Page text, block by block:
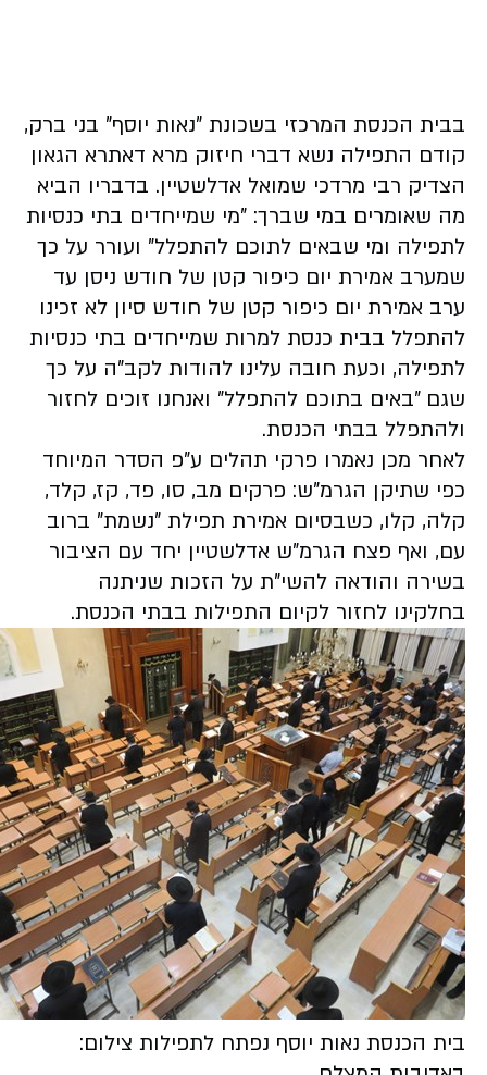
בבית הכנסת המרכזי בשכונת "נאות יוסף" בני ברק,
קודם התפילה נשא דברי חיזוק מרא דאתרא הגאון
הצדיק רבי מרדכי שמואל אדלשטיין. בדבריו הביא
מה שאומרים במי שברך: "מי שמייחדים בתי כנסיות
לתפילה ומי שבאים לתוכם להתפלל" ועורר על כך
שמערב אמירת יום כיפור קטן של חודש ניסן עד
ערב אמירת יום כיפור קטן של חודש סיון לא זכינו
להתפלל בבית כנסת למרות שמייחדים בתי כנסיות
לתפילה, וכעת חובה עלינו להודות לקב"ה על כך
שגם "באים בתוכם להתפלל" ואנחנו זוכים לחזור
ולהתפלל בבתי הכנסת.
לאחר מכן נאמרו פרקי תהלים ע"פ הסדר המיוחד
כפי שתיקן הגרמ"ש: פרקים מב, סו, פד, קז, קלד,
קלה, קלו, כשבסיום אמירת תפילת "נשמת" ברוב
עם, ואף פצח הגרמ"ש אדלשטיין יחד עם הציבור
בשירה והודאה להשי"ת על הזכות שניתנה
בחלקינו לחזור לקיום התפילות בבתי הכנסת.
בית הכנסת נאות יוסף נפתח לתפילות צילום: